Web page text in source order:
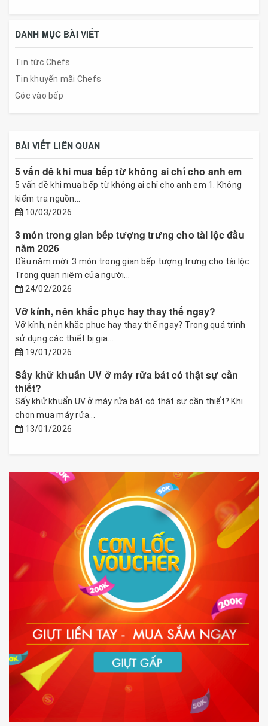
DANH MỤC BÀI VIẾT
Tin tức Chefs
Tin khuyến mãi Chefs
Góc vào bếp
BÀI VIẾT LIÊN QUAN
5 vấn đề khi mua bếp từ không ai chỉ cho anh em
5 vấn đề khi mua bếp từ không ai chỉ cho anh em 1. Không
kiểm tra nguồn...
10/03/2026
3 món trong gian bếp tượng trưng cho tài lộc đầu
năm 2026
Đầu năm mới: 3 món trong gian bếp tượng trưng cho tài lộc
Trong quan niệm của người...
24/02/2026
Vỡ kính, nên khắc phục hay thay thế ngay?
Vỡ kính, nên khắc phục hay thay thế ngay? Trong quá trình
sử dụng các thiết bị gia...
19/01/2026
Sấy khử khuẩn UV ở máy rửa bát có thật sự cần
thiết?
Sấy khử khuẩn UV ở máy rửa bát có thật sự cần thiết? Khi
chọn mua máy rửa...
13/01/2026